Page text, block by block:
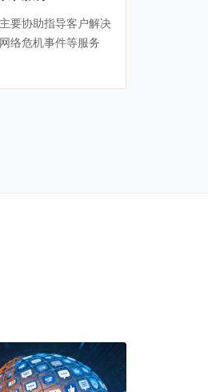
要协助指导客户解决
络危机事件等服务